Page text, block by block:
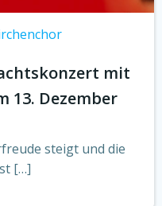
mit
13. Dezember
steigt und die
[…]